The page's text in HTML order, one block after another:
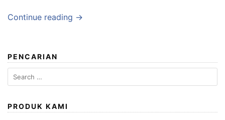
Continue reading →
PENCARIAN
Search
for:
PRODUK KAMI